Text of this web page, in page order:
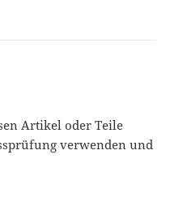
Artikel oder Teile
verwenden und